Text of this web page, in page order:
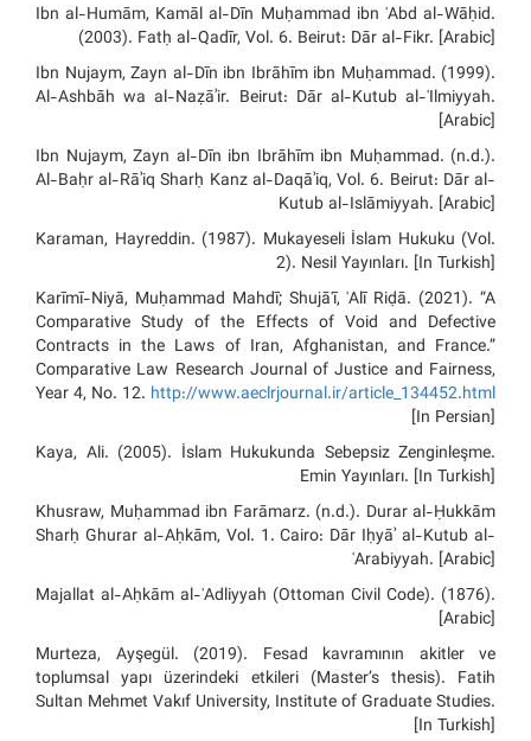
Ibn al-Humām, Kamāl al-Dīn Muḥammad ibn ʿAbd al-Wāḥid.
(2003). Fatḥ al-Qadīr, Vol. 6. Beirut: Dār al-Fikr. [Arabic]
Ibn Nujaym, Zayn al-Dīn ibn Ibrāhīm ibn Muḥammad. (1999).
Al-Ashbāh wa al-Naẓāʾir. Beirut: Dār al-Kutub al-ʿIlmiyyah.
[Arabic]
Ibn Nujaym, Zayn al-Dīn ibn Ibrāhīm ibn Muḥammad. (n.d.).
Al-Baḥr al-Rāʾiq Sharḥ Kanz al-Daqāʾiq, Vol. 6. Beirut: Dār al-
Kutub al-Islāmiyyah. [Arabic]
Karaman, Hayreddin. (1987). Mukayeseli İslam Hukuku (Vol.
2). Nesil Yayınları. [In Turkish]
Karīmī-Niyā, Muḥammad Mahdī; Shujāʿī, ʿAlī Riḍā. (2021). “A
Comparative Study of the Effects of Void and Defective
Contracts in the Laws of Iran, Afghanistan, and France.”
Comparative Law Research Journal of Justice and Fairness,
Year 4, No. 12. http://www.aeclrjournal.ir/article_134452.html
[In Persian]
Kaya, Ali. (2005). İslam Hukukunda Sebepsiz Zenginleşme.
Emin Yayınları. [In Turkish]
Khusraw, Muḥammad ibn Farāmarz. (n.d.). Durar al-Ḥukkām
Sharḥ Ghurar al-Aḥkām, Vol. 1. Cairo: Dār Iḥyāʾ al-Kutub al-
ʿArabiyyah. [Arabic]
Majallat al-Aḥkām al-ʿAdliyyah (Ottoman Civil Code). (1876).
[Arabic]
Murteza, Ayşegül. (2019). Fesad kavramının akitler ve
toplumsal yapı üzerindeki etkileri (Master’s thesis). Fatih
Sultan Mehmet Vakıf University, Institute of Graduate Studies.
[In Turkish]